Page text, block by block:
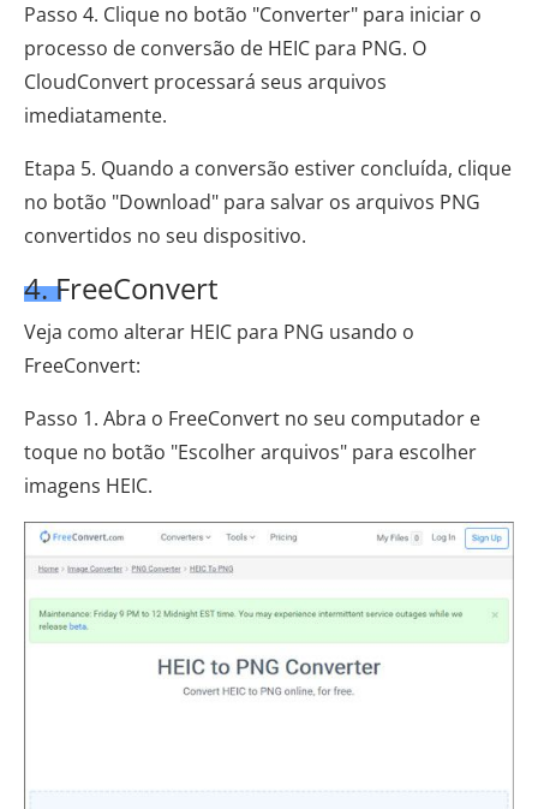
Passo 4. Clique no botão "Converter" para iniciar o
processo de conversão de HEIC para PNG. O
CloudConvert processará seus arquivos
imediatamente.
Etapa 5. Quando a conversão estiver concluída, clique
no botão "Download" para salvar os arquivos PNG
convertidos no seu dispositivo.
4. FreeConvert
Veja como alterar HEIC para PNG usando o
FreeConvert:
Passo 1. Abra o FreeConvert no seu computador e
toque no botão "Escolher arquivos" para escolher
imagens HEIC.